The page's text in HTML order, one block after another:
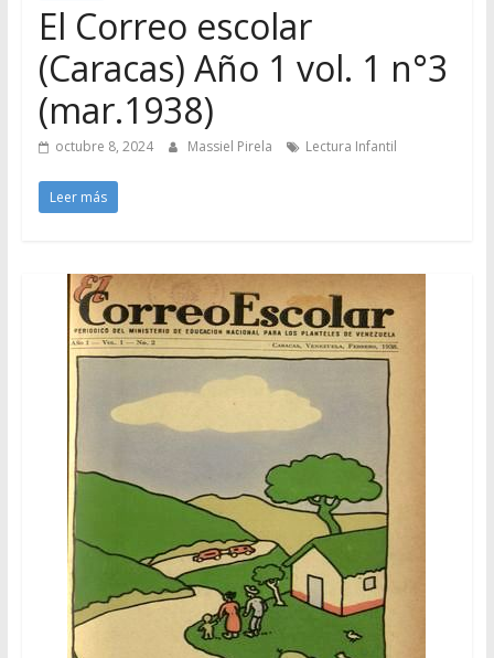
El Correo escolar
(Caracas) Año 1 vol. 1 n°3
(mar.1938)
octubre 8, 2024 Massiel Pirela Lectura Infantil
Leer más